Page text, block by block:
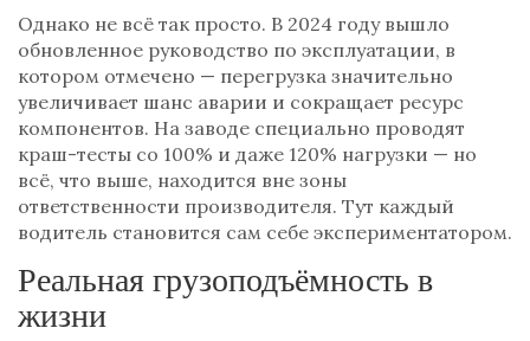
Однако не всё так просто. В 2024 году вышло
обновленное руководство по эксплуатации, в
котором отмечено — перегрузка значительно
увеличивает шанс аварии и сокращает ресурс
компонентов. На заводе специально проводят
краш-тесты со 100% и даже 120% нагрузки — но
всё, что выше, находится вне зоны
ответственности производителя. Тут каждый
водитель становится сам себе экспериментатором.
Реальная грузоподъёмность в
жизни